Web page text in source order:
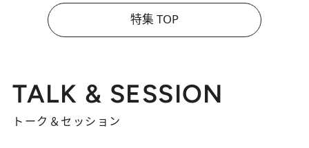
特集 TOP
TALK & SESSION
トーク＆セッション